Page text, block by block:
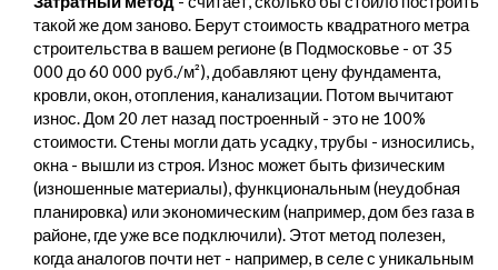
такой же дом заново. Берут стоимость квадратного метра
строительства в вашем регионе (в Подмосковье - от 35
000 до 60 000 руб./м²), добавляют цену фундамента,
кровли, окон, отопления, канализации. Потом вычитают
износ. Дом 20 лет назад построенный - это не 100%
стоимости. Стены могли дать усадку, трубы - износились,
окна - вышли из строя. Износ может быть физическим
(изношенные материалы), функциональным (неудобная
планировка) или экономическим (например, дом без газа в
районе, где уже все подключили). Этот метод полезен,
когда аналогов почти нет - например, в селе с уникальным